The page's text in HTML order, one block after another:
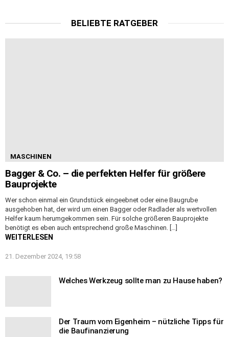
BELIEBTE RATGEBER
MASCHINEN
Bagger & Co. – die perfekten Helfer für größere
Bauprojekte
Wer schon einmal ein Grundstück eingeebnet oder eine Baugrube
ausgehoben hat, der wird um einen Bagger oder Radlader als wertvollen
Helfer kaum herumgekommen sein. Für solche größeren Bauprojekte
benötigt es eben auch entsprechend große Maschinen. […]
WEITERLESEN
21. Dezember 2024, 19:58
Welches Werkzeug sollte man zu Hause haben?
Der Traum vom Eigenheim – nützliche Tipps für
die Baufinanzierung